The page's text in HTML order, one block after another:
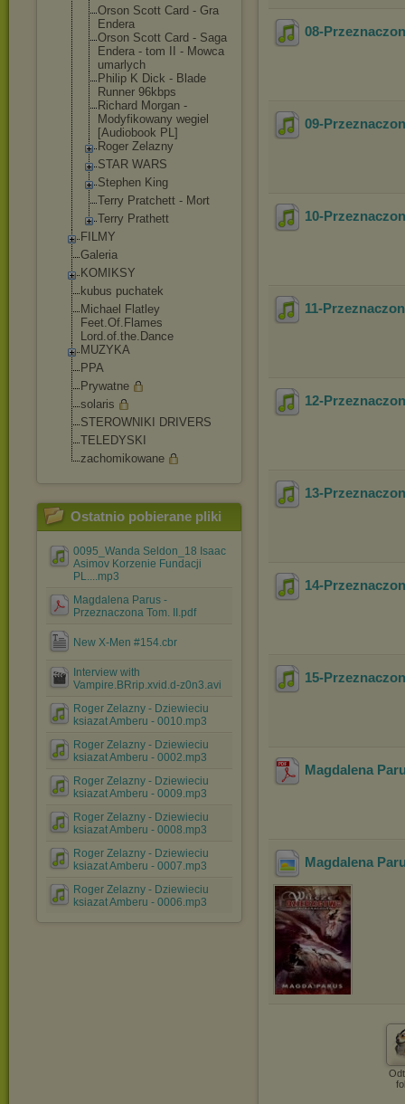
Orson Scott Card - Gra
Endera
Orson Scott Card - Saga
Endera - tom II - Mowca
umarlych
Philip K Dick - Blade
Runner 96kbps
Richard Morgan -
Modyfikowany wegiel
[Audiobook PL]
Roger Zelazny
STAR WARS
Stephen King
Terry Pratchett - Mort
Terry Prathett
FILMY
Galeria
KOMIKSY
kubus puchatek
Michael Flatley
Feet.Of.Flames
Lord.of.the.Dance
MUZYKA
PPA
Prywatne
solaris
STEROWNIKI DRIVERS
TELEDYSKI
zachomikowane
Ostatnio pobierane pliki
0095_Wanda Seldon_18 Isaac
Asimov Korzenie Fundacji
PL....mp3
Magdalena Parus -
Przeznaczona Tom. II.pdf
New X-Men #154.cbr
Interview with
Vampire.BRrip.xvid.d-z0n3.avi
Roger Zelazny - Dziewieciu
ksiazat Amberu - 0010.mp3
Roger Zelazny - Dziewieciu
ksiazat Amberu - 0002.mp3
Roger Zelazny - Dziewieciu
ksiazat Amberu - 0009.mp3
Roger Zelazny - Dziewieciu
ksiazat Amberu - 0008.mp3
Roger Zelazny - Dziewieciu
ksiazat Amberu - 0007.mp3
Roger Zelazny - Dziewieciu
ksiazat Amberu - 0006.mp3
08-
09-
10-
11-
12-
13-
14-
15-
Magdalena
Magdalena